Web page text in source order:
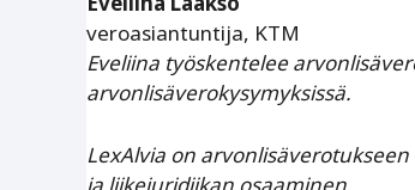
veroasiantuntija, KTM
Eveliina työskentelee
arvonlisäverokysymyksissä.
LexAlvia on